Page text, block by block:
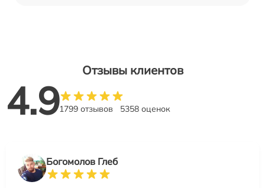
Отзывы клиентов
4.91799 отзывов 5358 оценок
Богомолов Глеб